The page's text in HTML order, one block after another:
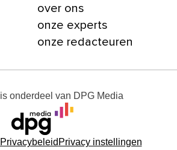
over ons
onze experts
onze redacteuren
is onderdeel van DPG Media
Privacybeleid Privacy instellingen